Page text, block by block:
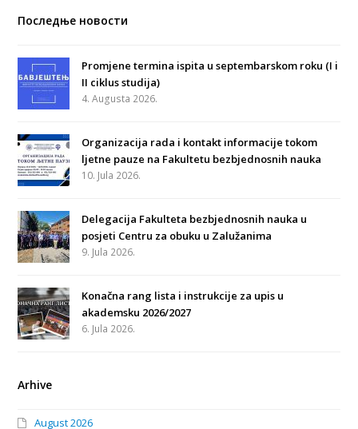
Последње новости
Promjene termina ispita u septembarskom roku (I i
II ciklus studija)
4. Augusta 2026.
Organizacija rada i kontakt informacije tokom
ljetne pauze na Fakultetu bezbjednosnih nauka
10. Jula 2026.
Delegacija Fakulteta bezbjednosnih nauka u
posjeti Centru za obuku u Zalužanima
9. Jula 2026.
Konačna rang lista i instrukcije za upis u
akademsku 2026/2027
6. Jula 2026.
Arhive
August 2026